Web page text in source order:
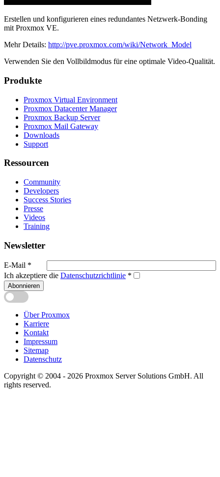
Erstellen und konfigurieren eines redundantes Netzwerk-Bonding
mit Proxmox VE.
Mehr Details: http://pve.proxmox.com/wiki/Network_Model
Verwenden Sie den Vollbildmodus für eine optimale Video-Qualität.
Produkte
Proxmox Virtual Environment
Proxmox Datacenter Manager
Proxmox Backup Server
Proxmox Mail Gateway
Downloads
Support
Ressourcen
Community
Developers
Success Stories
Presse
Videos
Training
Newsletter
E-Mail *
Ich akzeptiere die Datenschutzrichtlinie *
Abonnieren
Über Proxmox
Karriere
Kontakt
Impressum
Sitemap
Datenschutz
Copyright © 2004 - 2026 Proxmox Server Solutions GmbH. All
rights reserved.